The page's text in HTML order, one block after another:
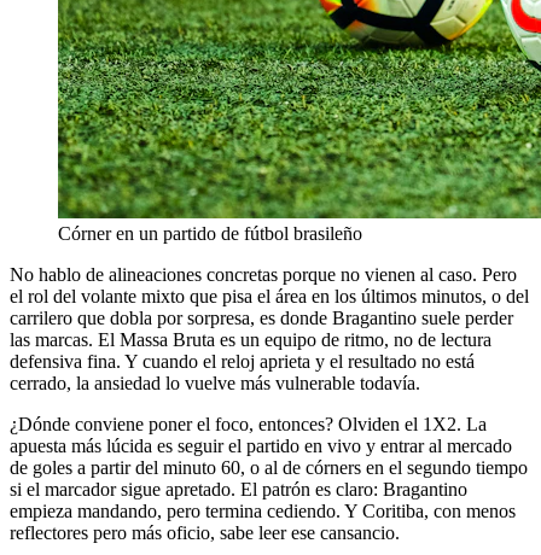
Córner en un partido de fútbol brasileño
No hablo de alineaciones concretas porque no vienen al caso. Pero
el rol del volante mixto que pisa el área en los últimos minutos, o del
carrilero que dobla por sorpresa, es donde Bragantino suele perder
las marcas. El Massa Bruta es un equipo de ritmo, no de lectura
defensiva fina. Y cuando el reloj aprieta y el resultado no está
cerrado, la ansiedad lo vuelve más vulnerable todavía.
¿Dónde conviene poner el foco, entonces? Olviden el 1X2. La
apuesta más lúcida es seguir el partido en vivo y entrar al mercado
de goles a partir del minuto 60, o al de córners en el segundo tiempo
si el marcador sigue apretado. El patrón es claro: Bragantino
empieza mandando, pero termina cediendo. Y Coritiba, con menos
reflectores pero más oficio, sabe leer ese cansancio.